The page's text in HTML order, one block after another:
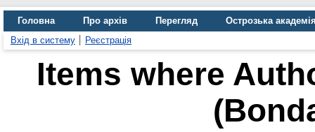
Головна Про архів Перегляд
Острозька
Вхід в систему
Реєстрація
Items where